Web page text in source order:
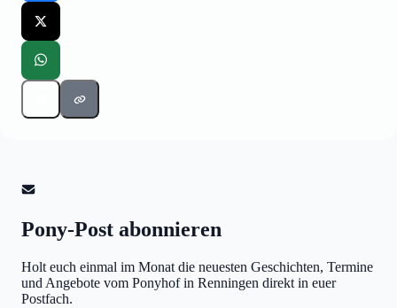
Pony-Post abonnieren
Holt euch einmal im Monat die neuesten Geschichten, Termine
und Angebote vom Ponyhof in Renningen direkt in euer
Postfach.